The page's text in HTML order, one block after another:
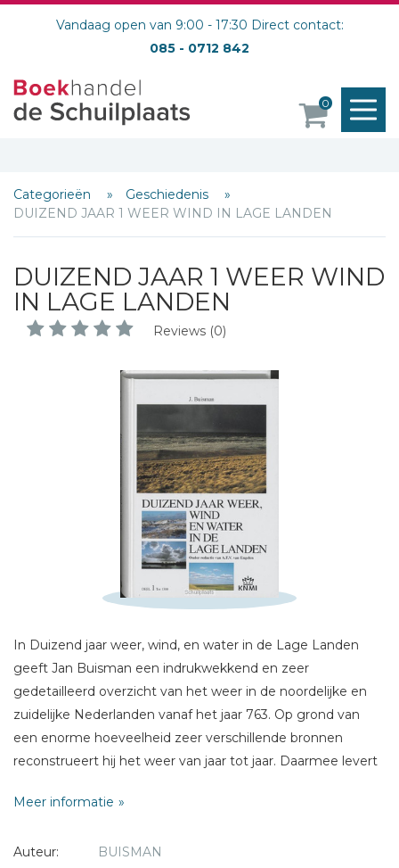
Vandaag open van 9:00 - 17:30 Direct contact:
085 - 0712 842
0
Categorieën
Geschiedenis
DUIZEND JAAR 1 WEER WIND IN LAGE LANDEN
DUIZEND JAAR 1 WEER WIND
IN LAGE LANDEN
Reviews (0)
In Duizend jaar weer, wind, en water in de Lage Landen
geeft Jan Buisman een indrukwekkend en zeer
gedetailleerd overzicht van het weer in de noordelijke en
zuidelijke Nederlanden vanaf het jaar 763. Op grond van
een enorme hoeveelheid zeer verschillende bronnen
reconstrueert hij het weer van jaar tot jaar. Daarmee levert
begeleidt) belangrijke informatie, maar hij geeft iedere
geschiedenis. Er is immers niets dat het dagelijkse leven zo
Meer informatie
Auteur:
BUISMAN
Sterren
Titel *